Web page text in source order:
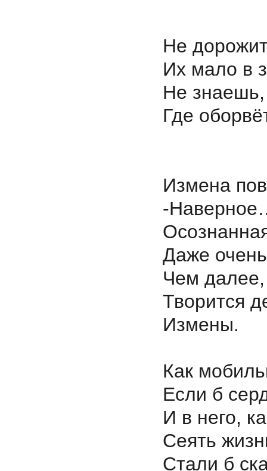
Не
Их мало в
Не знаешь,
Где
Измена
-
Даже
Чем
Творится
Измены.
Как
Если б
И в него,
Сеять
Стали б